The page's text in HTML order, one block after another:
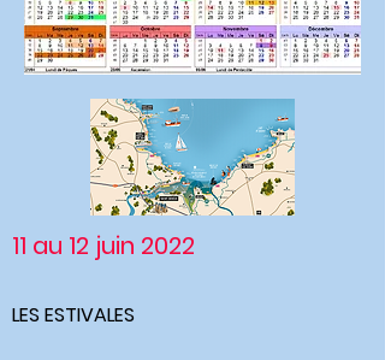
11 au 12 juin 2022
LES ESTIVALES